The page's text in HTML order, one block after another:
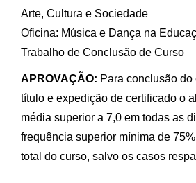
Arte, Cultura e Sociedade
Oficina: Música e Dança na
Trabalho de Conclusão de Curso
APROVAÇÃO: Para conclusão
título e expedição de certificado o
média superior a 7,0 em todas as
frequência superior mínima de
total do curso, salvo os casos